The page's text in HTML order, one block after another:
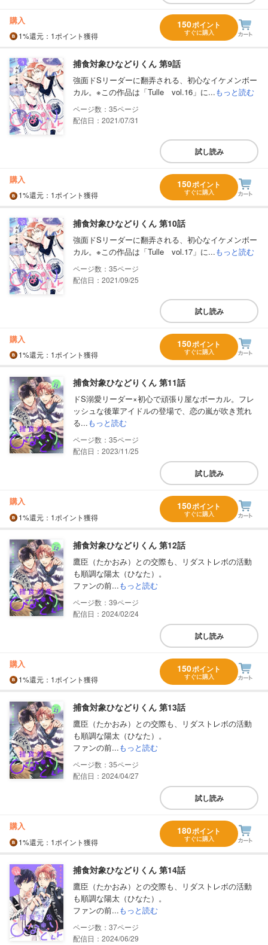
購入
1%還元 ：1ポイント獲得
150ポイント
すぐに購入
捕食対象ひなどりくん 第9話
強面ドSリーダーに翻弄される、初心なイケメンボー
カル。※この作品は「Tulle vol.16」に...もっと読む
35
配信日：2021/07/31
試し読み
購入
1%還元 ：1ポイント獲得
150ポイント
すぐに購入
捕食対象ひなどりくん 第10話
強面ドSリーダーに翻弄される、初心なイケメンボー
カル。※この作品は「Tulle vol.17」に...もっと読む
35
配信日：2021/09/25
試し読み
購入
1%還元 ：1ポイント獲得
150ポイント
すぐに購入
捕食対象ひなどりくん 第11話
ドS溺愛リーダー×初心で頑張り屋なボーカル。フレ
ッシュな後輩アイドルの登場で、恋の嵐が吹き荒れ
る...もっと読む
35
配信日：2023/11/25
試し読み
購入
1%還元 ：1ポイント獲得
150ポイント
すぐに購入
捕食対象ひなどりくん 第12話
鷹臣（たかおみ）との交際も、リダストレボの活動
も順調な陽太（ひなた）。
ファンの前...もっと読む
39
配信日：2024/02/24
試し読み
購入
1%還元 ：1ポイント獲得
150ポイント
すぐに購入
捕食対象ひなどりくん 第13話
鷹臣（たかおみ）との交際も、リダストレボの活動
も順調な陽太（ひなた）。
ファンの前...もっと読む
35
配信日：2024/04/27
試し読み
購入
1%還元 ：1ポイント獲得
180ポイント
すぐに購入
捕食対象ひなどりくん 第14話
鷹臣（たかおみ）との交際も、リダストレボの活動
も順調な陽太（ひなた）。
ファンの前...もっと読む
37
配信日：2024/06/29